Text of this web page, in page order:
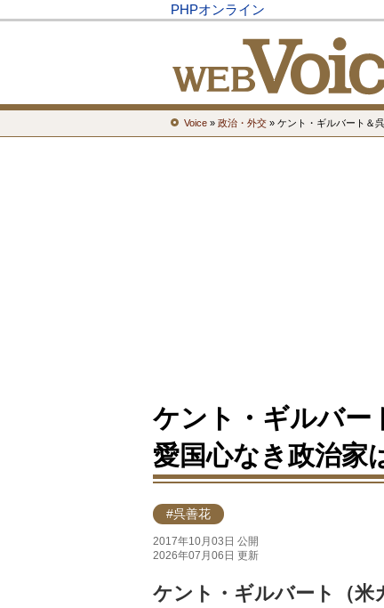
PHPオンライン
Voice » 政治・外交 » ケント・ギルバート＆
ケント・ギルバー
愛国心なき政治家
#呉善花
2017年10月03日 公開
2026年07月06日 更新
ケント・ギルバート（米